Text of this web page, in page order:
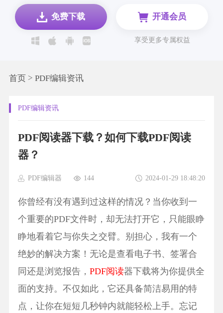
免费下载 开通会员
享受更多专属权益
首页> PDF编辑资讯
PDF编辑资讯
PDF阅读器下载？如何下载PDF阅读
器？
PDF编辑器 2024-01-29 18:48:20
144
你曾经有没有遇到过这样的情况？当你收到一
个重要的PDF文件时，却无法打开它，只能眼睁
睁地看着它与你失之交臂。别担心，我有一个
绝妙的解决方案！无论是查看电子书、签署合
同还是浏览报告， PDF阅读器下载将为你提供全
面的支持。不仅如此，它还具备简洁易用的特
点，让你在短短几秒钟内就能轻松上手。忘记